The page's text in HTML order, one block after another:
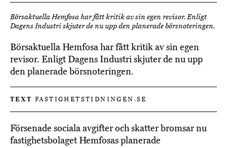
Börsaktuella Hemfosa har fått kritik av sin egen revisor. Enligt
Dagens Industri skjuter de nu upp den planerade börsnoteringen.
Börsaktuella Hemfosa har fått kritik av sin egen
revisor. Enligt Dagens Industri skjuter de nu upp
den planerade börsnoteringen.
TEXT FASTIGHETSTIDNINGEN.SE
Försenade sociala avgifter och skatter bromsar nu
fastighetsbolaget Hemfosas planerade